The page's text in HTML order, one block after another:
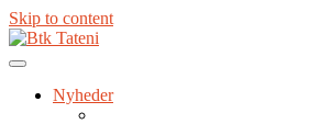
Skip to content
Nyheder